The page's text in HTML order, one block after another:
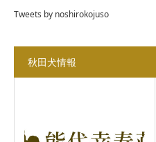
Tweets by noshirokojuso
秋田犬情報